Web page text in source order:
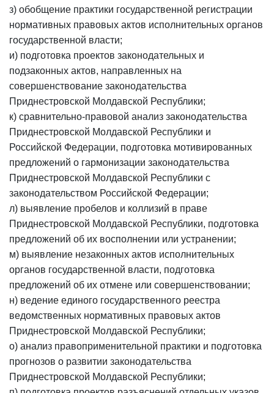
з) обобщение практики государственной регистрации
нормативных правовых актов исполнительных органов
государственной власти;
и) подготовка проектов законодательных и
подзаконных актов, направленных на
совершенствование законодательства
Приднестровской Молдавской Республики;
к) сравнительно-правовой анализ законодательства
Приднестровской Молдавской Республики и
Российской Федерации, подготовка мотивированных
предложений о гармонизации законодательства
Приднестровской Молдавской Республики с
законодательством Российской Федерации;
л) выявление пробелов и коллизий в праве
Приднестровской Молдавской Республики, подготовка
предложений об их восполнении или устранении;
м) выявление незаконных актов исполнительных
органов государственной власти, подготовка
предложений об их отмене или совершенствовании;
н) ведение единого государственного реестра
ведомственных нормативных правовых актов
Приднестровской Молдавской Республики;
о) анализ правоприменительной практики и подготовка
прогнозов о развитии законодательства
Приднестровской Молдавской Республики;